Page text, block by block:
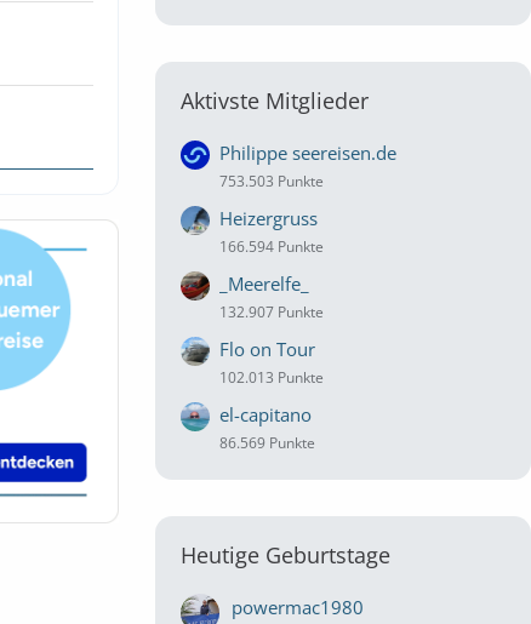
Aktivste Mitglieder
Philippe seereisen.de
753.503 Punkte
Heizergruss
166.594 Punkte
_Meerelfe_
132.907 Punkte
Flo on Tour
102.013 Punkte
el-capitano
86.569 Punkte
Heutige Geburtstage
powermac1980